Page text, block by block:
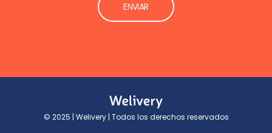
ENVIAR
© 2025 | Welivery | Todos los derechos reservados